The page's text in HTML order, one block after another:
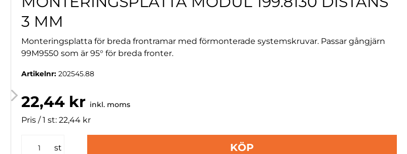
3 MM
Monteringsplatta för breda frontramar med förmonterade systemskruvar. Passar gångjärn
99M9550 som är 95° för breda fronter.
Artikelnr:202545.88
22,44 kr inkl. moms
Pris / 1 st: 22,44 kr
st KÖP